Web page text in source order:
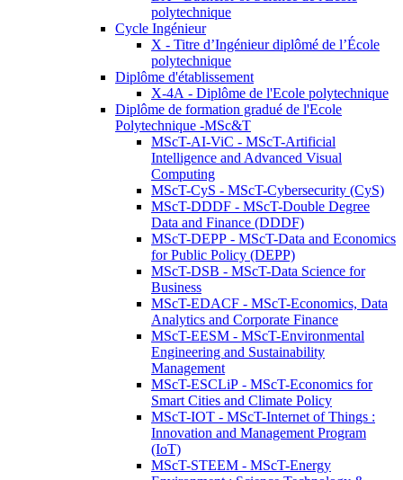
polytechnique
Cycle Ingénieur
X - Titre d’Ingénieur diplômé de l’École
polytechnique
Diplôme d'établissement
X-4A - Diplôme de l'Ecole polytechnique
Diplôme de formation gradué de l'Ecole
Polytechnique -MSc&T
MScT-AI-ViC - MScT-Artificial
Intelligence and Advanced Visual
Computing
MScT-CyS - MScT-Cybersecurity (CyS)
MScT-DDDF - MScT-Double Degree
Data and Finance (DDDF)
MScT-DEPP - MScT-Data and Economics
for Public Policy (DEPP)
MScT-DSB - MScT-Data Science for
Business
MScT-EDACF - MScT-Economics, Data
Analytics and Corporate Finance
MScT-EESM - MScT-Environmental
Engineering and Sustainability
Management
MScT-ESCLiP - MScT-Economics for
Smart Cities and Climate Policy
MScT-IOT - MScT-Internet of Things :
Innovation and Management Program
(IoT)
MScT-STEEM - MScT-Energy